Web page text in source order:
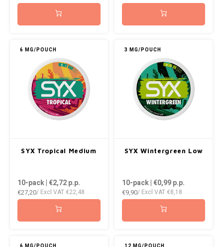
6 MG/POUCH
SYX Tropical Medium
10-pack | €2,72p.p.
€27,20/ Excl VAT €22,48
3 MG/POUCH
SYX Wintergreen Low
10-pack | €0,99p.p.
€9,90/ Excl VAT €8,18